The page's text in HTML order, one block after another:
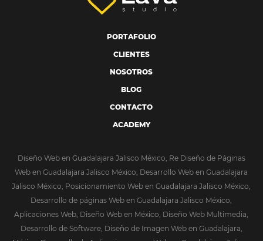
PORTAFOLIO
CLIENTES
NOSOTROS
BLOG
CONTACTO
ACADEMY
Diseño Web en Guadalajara Jalisco México, Re Diseño de Páginas
Web en Guadalajara Jalisco México, Desarrollo Web en Guadalajara
Jalisco México, Posicionamiento Web en Guadalajara Jalisco México,
Desarrollo de páginas Web en Guadalajara Jalisco México,
Aplicaciones Web, Diseño Web en México, Diseño Web Multimedia,
Desarrollo de Software, Diseño de Imagen Web en Guadalajara,